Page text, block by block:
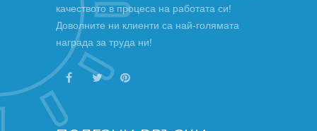
качеството в процеса на работата си!
Доволните ни клиенти са най-голямата
награда за труда ни!